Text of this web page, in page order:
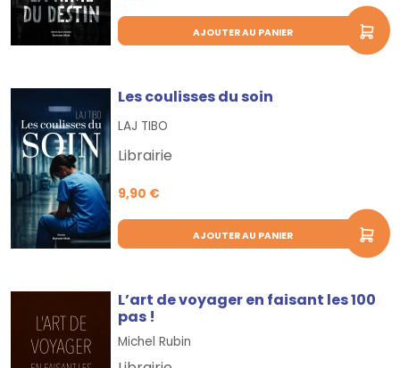
AJOUTER AU PANIER
Les coulisses du soin
LAJ TIBO
Librairie
9,90 €
AJOUTER AU PANIER
L’art de voyager en faisant les 100
pas !
Michel Rubin